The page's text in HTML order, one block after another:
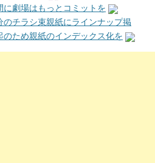
に劇場はもっとコミットを
のチラシ束親紙にラインナップ掲
ため親紙のインデックス化を